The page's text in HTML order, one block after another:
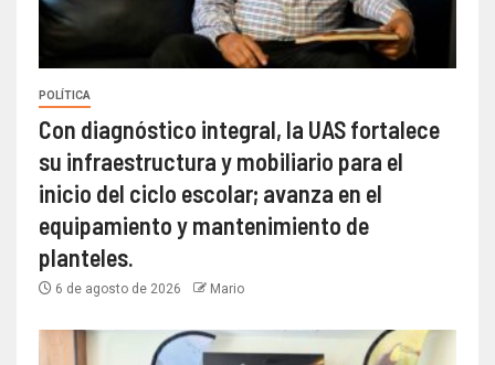
POLÍTICA
Con diagnóstico integral, la UAS fortalece
su infraestructura y mobiliario para el
inicio del ciclo escolar; avanza en el
equipamiento y mantenimiento de
planteles.
6 de agosto de 2026 Mario